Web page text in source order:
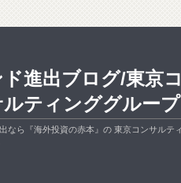
進出ブログ/東京コ
ルティンググループ
なら『海外投資の赤本』の 東京コンサルテ